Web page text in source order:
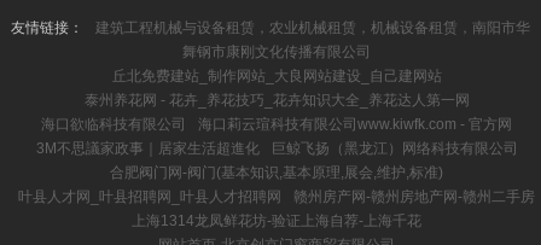
友情链接：
建筑工程机械与设备租赁，农业机械租赁，机械设备租赁，南阳市华
舞钢市康刚文化传播有限公司
丘北免费建站_制作网站_大良网站建设_自己建网站
泰州养花网 - 花卉_养花技巧_花卉知识大全_养花达人第一网
海口欲临科技有限公司
海口莉云瑄科技有限公司www.kiwfk.com - 官方网
3M不思議家政事｜居家生活超進化
巨鲸飞扬（黑龙江）网络科技有限公司
合肥阀门网-阀门(基本知识,基本原理,展会,维护,标准)
叶县人才网_叶县招聘网_叶县人才招聘网
赣州房产网-赣州房地产网-赣州二手房
上海1314龙凤鲜花坊-验证上海自荐-上海千花